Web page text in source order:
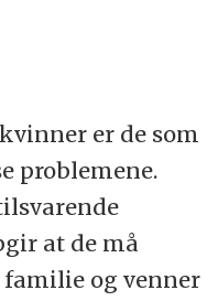
er de som
problemene.
at de må
og venner